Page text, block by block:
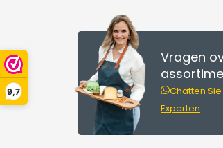
9,7
Vragen
Chatten
Experten